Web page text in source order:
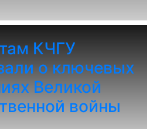
КЧГУ
о ключевых
Великой
войны